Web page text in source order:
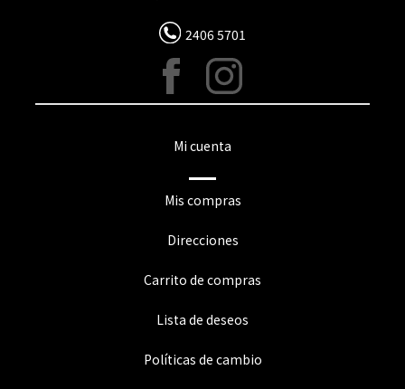
2406 5701
Mi cuenta
Mis compras
Direcciones
Carrito de compras
Lista de deseos
Políticas de cambio